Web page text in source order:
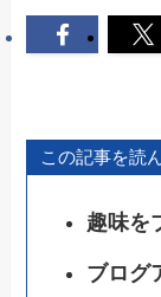
この記事を読
趣味を
ブログ